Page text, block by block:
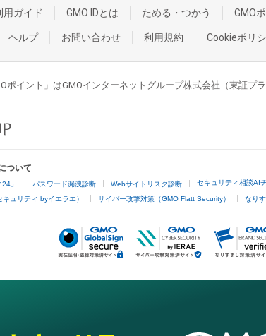
用ガイド GMO IDとは ためる・つかう GMO
ヘルプ お問い合わせ 利用規約 Cookieポリ
ポイント」はGMOインターネットグループ株式会社（東証プ
ついて
」 パスワード漏洩診断 Webサイトリスク診断 セキュリティ相談AI
ュリティ byイエラエ） サイバー攻撃対策（GMO Flatt Security） なり